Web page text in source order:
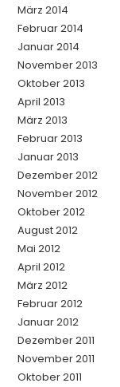
März 2014
Februar 2014
Januar 2014
November 2013
Oktober 2013
April 2013
März 2013
Februar 2013
Januar 2013
Dezember 2012
November 2012
Oktober 2012
August 2012
Mai 2012
April 2012
März 2012
Februar 2012
Januar 2012
Dezember 2011
November 2011
Oktober 2011